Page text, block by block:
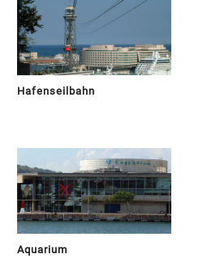
Hafenseilbahn
Aquarium